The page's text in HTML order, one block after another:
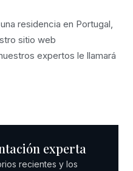
residencia en Portugal,
sitio web
expertos le llamará
experta
recientes y los